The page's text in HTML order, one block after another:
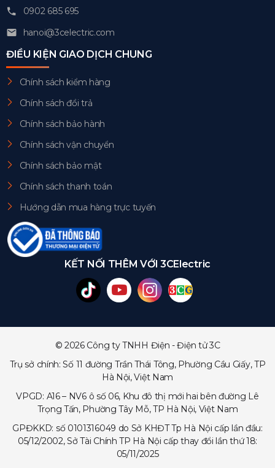
0902 685 695
hanoi@3celectric.com
ĐIỀU KIỆN GIAO DỊCH CHUNG
Chính sách kiểm hàng
Chính sách đổi trả
Chính sách bảo hành
Chính sách vận chuyển
Chính sách bảo mật
Chính sách thanh toán
Hướng dẫn mua hàng trực tuyến
KẾT NỐI THÊM VỚI 3CElectric
© 2026 Công ty TNHH Điện - Điện tử 3C
Trụ sở chính: Số 11 đường Trần Thái Tông, Phường Cầu Giấy, TP
Hà Nội, Việt Nam
VPGD: A16 – NV6 ô số 06, Khu đô thị mới hai bên đường Lê
Trọng Tấn, Phường Tây Mỗ, TP Hà Nội, Việt Nam
GPĐKKD: số 0101316049 do Sở KHĐT Tp Hà Nội cấp lần đầu:
05/12/2002, Sở Tài Chính TP Hà Nội cấp thay đổi lần thứ 18:
05/11/2025